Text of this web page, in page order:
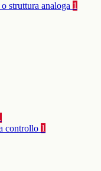
struttura analoga 1
controllo 1